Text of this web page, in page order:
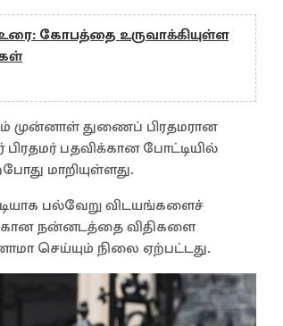
கோபத்தை உருவாக்கியுள்ள
முன்னாள் துணைப் பிரதமரான
பதவிக்கான போட்டியில்
மாறியுள்ளது.
பல்வேறு விடயங்களைச்
நன்னடத்தை விதிகளை
செய்யும் நிலை ஏற்பட்டது.